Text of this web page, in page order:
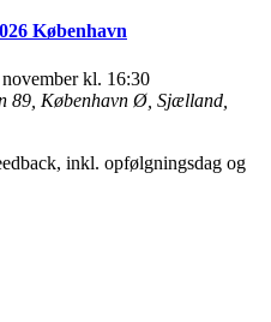
København
kl. 16:30
89, København Ø, Sjælland,
inkl. opfølgningsdag og